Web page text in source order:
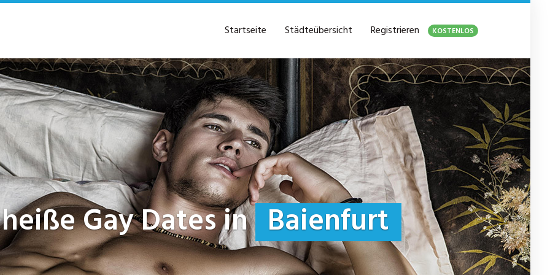
Startseite Städteübersicht Registrieren KOSTENLOS
Gay Dates in Baienfurt